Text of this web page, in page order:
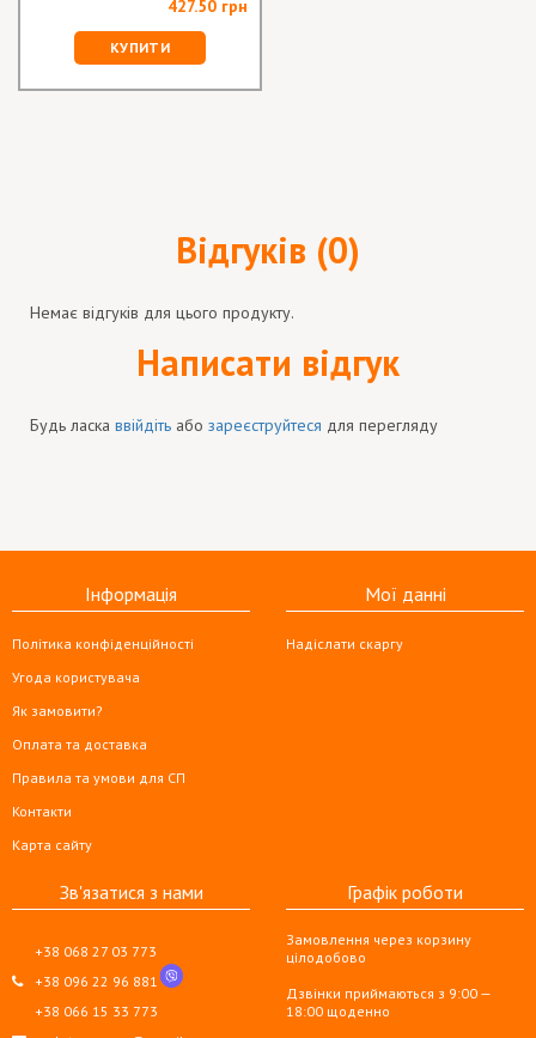
427.50 грн
КУПИТИ
Відгуків (0)
Немає відгуків для цього продукту.
Написати відгук
Будь ласка ввійдіть або зареєструйтеся для перегляду
Інформація
Політика конфіденційності
Угода користувача
Як замовити?
Оплата та доставка
Правила та умови для СП
Контакти
Карта сайту
Мої данні
Надіслати скаргу
Зв'язатися з нами
+38 068 27 03 773
+38 096 22 96 881
+38 066 15 33 773
Графік роботи
Замовлення через корзину
цілодобово
Дзвінки приймаються з 9:00 —
18:00 щоденно